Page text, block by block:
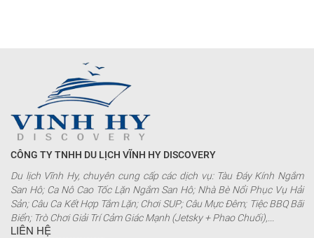
CÔNG TY TNHH DU LỊCH VĨNH HY DISCOVERY
Du lịch Vĩnh Hy, chuyên cung cấp các dịch vụ: Tàu Đáy Kính Ngắm
San Hô; Ca Nô Cao Tốc Lặn Ngắm San Hô; Nhà Bè Nổi Phục Vụ Hải
Sản; Câu Ca Kết Hợp Tắm Lặn; Chơi SUP; Câu Mực Đêm; Tiệc BBQ Bãi
Biển; Trò Chơi Giải Trí Cảm Giác Mạnh (Jetsky + Phao Chuối),...
LIÊN HỆ